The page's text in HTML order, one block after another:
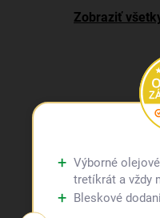
Zobraziť
Výborné
tretíkrát a vždy
Bleskové